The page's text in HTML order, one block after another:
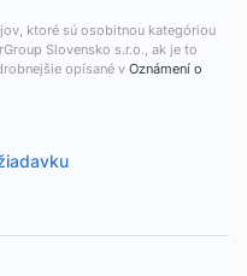
ktoré sú osobitnou kategóriou
Slovensko s.r.o., ak je to
opísané v Oznámení o